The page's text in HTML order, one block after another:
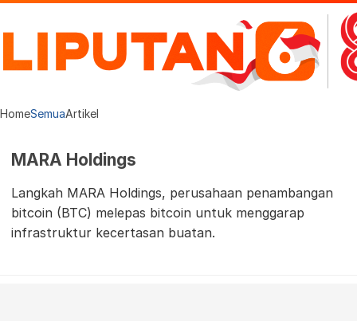
HomeSemuaArtikel
MARA Holdings
Langkah MARA Holdings, perusahaan penambangan
bitcoin (BTC) melepas bitcoin untuk menggarap
infrastruktur kecertasan buatan.